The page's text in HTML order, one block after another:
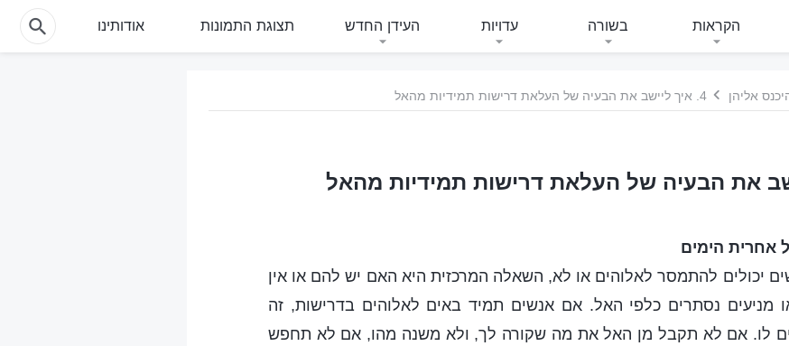
הקראות בשורה עדויות העידן החדש תצוגת התמונות אודותינו
אליהן 4. איך ליישב את הבעיה של העלאת דרישות תמידיות מהאל
אחרית הימים
יכולים להתמסר לאלוהים או לא, השאלה המרכזית היא האם יש להם או אין
מניעים נסתרים כלפי האל. אם אנשים תמיד באים לאלוהים בדרישות, זה
לו. אם לא תקבל מן האל את מה שקורה לך, ולא משנה מהו, אם לא תחפש